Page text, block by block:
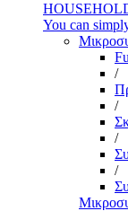
You can
/
/
/
/